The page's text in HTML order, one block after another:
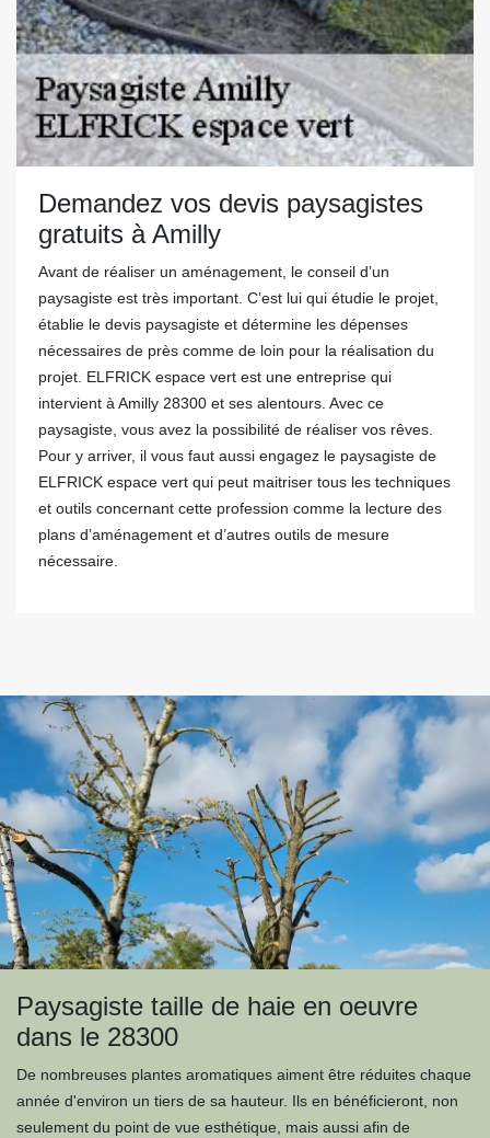
Demandez vos devis paysagistes
gratuits à Amilly
Avant de réaliser un aménagement, le conseil d’un
paysagiste est très important. C’est lui qui étudie le projet,
établie le devis paysagiste et détermine les dépenses
nécessaires de près comme de loin pour la réalisation du
projet. ELFRICK espace vert est une entreprise qui
intervient à Amilly 28300 et ses alentours. Avec ce
paysagiste, vous avez la possibilité de réaliser vos rêves.
Pour y arriver, il vous faut aussi engagez le paysagiste de
ELFRICK espace vert qui peut maitriser tous les techniques
et outils concernant cette profession comme la lecture des
plans d’aménagement et d’autres outils de mesure
nécessaire.
Paysagiste taille de haie en oeuvre
dans le 28300
De nombreuses plantes aromatiques aiment être réduites chaque
année d'environ un tiers de sa hauteur. Ils en bénéficieront, non
seulement du point de vue esthétique, mais aussi afin de